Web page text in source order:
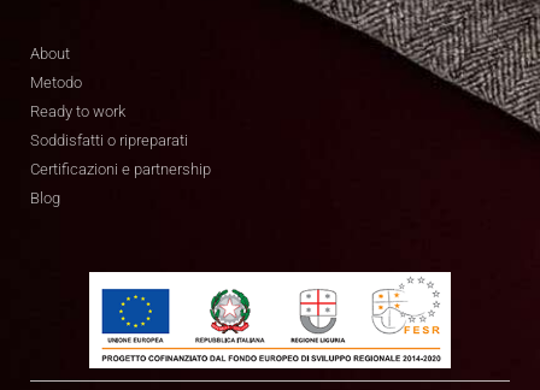
About
Metodo
Ready to work
Soddisfatti o ripreparati
Certificazioni e partnership
Blog